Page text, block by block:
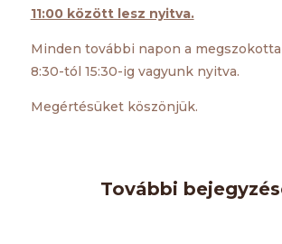
11:00 között lesz nyitva.
Minden további napon a
8:30-tól 15:30-ig vagyunk nyitva.
Megértésüket köszönjük.
További